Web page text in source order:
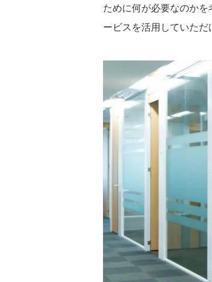
ために何が必要なのか
ービスを活用していただ